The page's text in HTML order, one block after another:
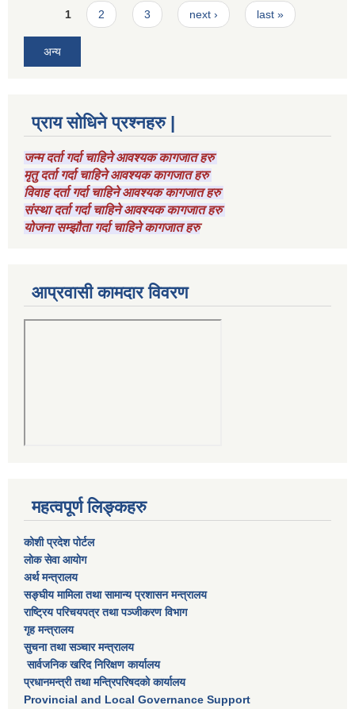
Pages
1 2 3 next › last »
अन्य
प्राय सोधिने प्रश्नहरु |
जन्म दर्ता गर्दा चाहिने आवश्यक कागजात हरु
मृतु दर्ता गर्दा चाहिने आवश्यक कागजात हरु
विवाह दर्ता गर्दा चाहिने आवश्यक कागजात हरु
संस्था दर्ता गर्दा चाहिने आवश्यक कागजात हरु
योजना सम्झौता गर्दा चाहिने कागजात हरु
आप्रवासी कामदार विवरण
महत्वपूर्ण लिङ्कहरु
कोशी प्रदेश पोर्टल
लाेक सेवा आयाेग
अर्थ मन्त्रालय
सङ्घीय मामिला तथा सामान्य प्रशासन मन्त्रालय
राष्‍ट्रिय परिचयपत्र तथा पञ्‍जीकरण विभाग
गृह मन्त्रालय
सुचना तथा सञ्चार मन्त्रालय
सार्वजनिक खरिद निरिक्षण कार्यालय
प्रधानमन्त्री तथा मन्त्रिपरिषदकाे कार्यालय
Provincial and Local Governance Support